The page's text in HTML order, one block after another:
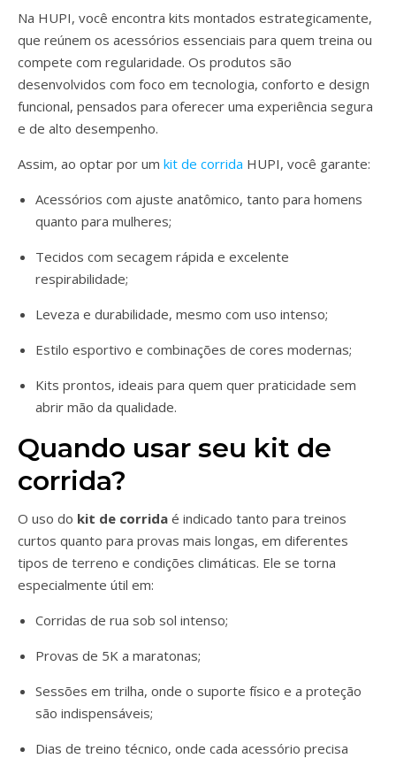
Na HUPI, você encontra kits montados estrategicamente,
que reúnem os acessórios essenciais para quem treina ou
compete com regularidade. Os produtos são
desenvolvidos com foco em tecnologia, conforto e design
funcional, pensados para oferecer uma experiência segura
e de alto desempenho.
Assim, ao optar por um kit de corrida HUPI, você garante:
Acessórios com ajuste anatômico, tanto para homens
quanto para mulheres;
Tecidos com secagem rápida e excelente
respirabilidade;
Leveza e durabilidade, mesmo com uso intenso;
Estilo esportivo e combinações de cores modernas;
Kits prontos, ideais para quem quer praticidade sem
abrir mão da qualidade.
Quando usar seu kit de
corrida?
O uso do kit de corrida é indicado tanto para treinos
curtos quanto para provas mais longas, em diferentes
tipos de terreno e condições climáticas. Ele se torna
especialmente útil em:
Corridas de rua sob sol intenso;
Provas de 5K a maratonas;
Sessões em trilha, onde o suporte físico e a proteção
são indispensáveis;
Dias de treino técnico, onde cada acessório precisa